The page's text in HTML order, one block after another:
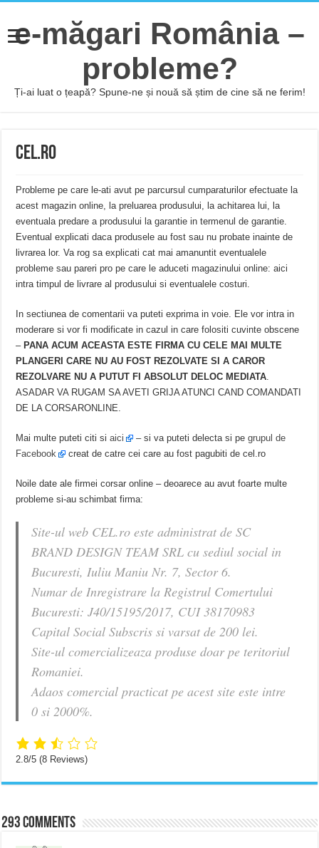
e-măgari România –
probleme?
Ți-ai luat o țeapă? Spune-ne și nouă să știm de cine să ne ferim!
CEL.RO
Probleme pe care le-ati avut pe parcursul cumparaturilor efectuate la
acest magazin online, la preluarea produsului, la achitarea lui, la
eventuala predare a produsului la garantie in termenul de garantie.
Eventual explicati daca produsele au fost sau nu probate inainte de
livrarea lor. Va rog sa explicati cat mai amanuntit eventualele
probleme sau pareri pro pe care le aduceti magazinului online: aici
intra timpul de livrare al produsului si eventualele costuri.
In sectiunea de comentarii va puteti exprima in voie. Ele vor intra in
moderare si vor fi modificate in cazul in care folositi cuvinte obscene
– PANA ACUM ACEASTA ESTE FIRMA CU CELE MAI MULTE
PLANGERI CARE NU AU FOST REZOLVATE SI A CAROR
REZOLVARE NU A PUTUT FI ABSOLUT DELOC MEDIATA.
ASADAR VA RUGAM SA AVETI GRIJA ATUNCI CAND COMANDATI
DE LA CORSARONLINE.
Mai multe puteti citi siaici – si va puteti delecta si pegrupul de
Facebook
creat de catre cei care au fost pagubiti de cel.ro
Noile date ale firmei corsar online – deoarece au avut foarte multe
probleme si-au schimbat firma:
Site-ul web CEL.ro este administrat de SC
BRAND DESIGN TEAM SRL cu sediul social in
Bucuresti, Iuliu Maniu Nr. 7, Sector 6.
Numar de Inregistrare la Registrul Comertului
Bucuresti: J40/15195/2017, CUI 38170983
Capital Social Subscris si varsat de 200 lei.
Site-ul comercializeaza produse doar pe teritoriul
Romaniei.
Adaos comercial practicat pe acest site este intre
0 si 2000%.
2.8/5(8 Reviews)
293 comments